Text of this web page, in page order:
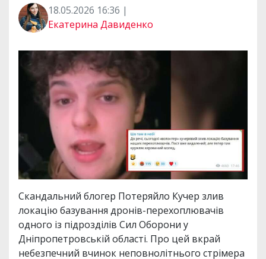
18.05.2026 16:36 |
Екатерина Давиденко
Скандальний блогер Потеряйло Кучер злив
локацію базування дронів-перехоплювачів
одного із підрозділів Сил Оборони у
Дніпропетровській області. Про цей вкрай
небезпечний вчинок неповнолітнього стрімера